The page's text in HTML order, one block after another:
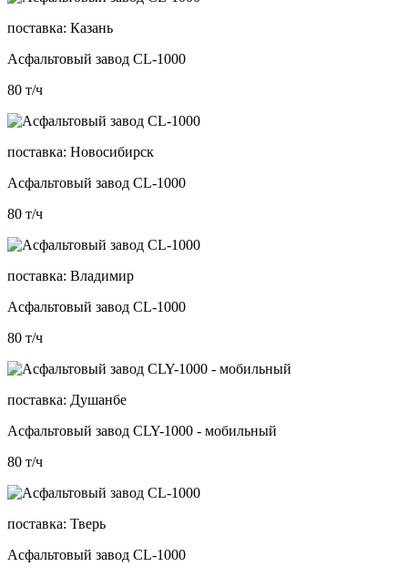
поставка: Казань
Асфальтовый завод CL-1000
80 т/ч
поставка: Новосибирск
Асфальтовый завод CL-1000
80 т/ч
поставка: Владимир
Асфальтовый завод CL-1000
80 т/ч
поставка: Душанбе
Асфальтовый завод CLY-1000 - мобильный
80 т/ч
поставка: Тверь
Асфальтовый завод CL-1000